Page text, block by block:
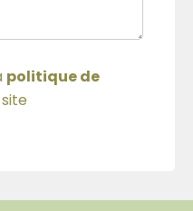
politique de